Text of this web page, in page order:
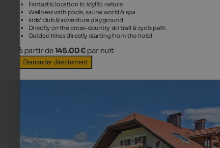
Fantastic location in idyllic nature
Wellness with pools, sauna world & spa
kids' club & adventure playground
Directly on the cross-country ski trail & cycle path
Guided hikes directly starting from the hotel
à partir de145.00 € par nuit
Demander directement